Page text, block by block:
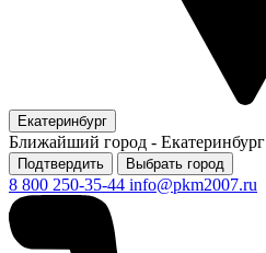
Екатеринбург
Ближайший город - Екатеринбург
Подтвердить Выбрать город
8 800 250-35-44 info@pkm2007.ru